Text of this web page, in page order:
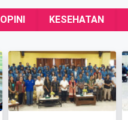
OPINI KESEHATAN